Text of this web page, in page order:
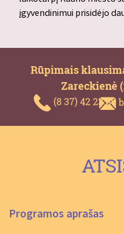
įgyvendinimui prisidėjo
Rūpimais
Zareckienė
(8 37) 42 23 80
Programos aprašas